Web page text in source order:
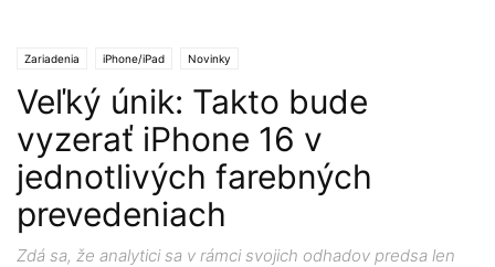
Zariadenia iPhone/iPad Novinky
Veľký únik: Takto bude
vyzerať iPhone 16 v
jednotlivých farebných
prevedeniach
Zdá sa, že analytici sa v rámci svojich odhadov predsa len